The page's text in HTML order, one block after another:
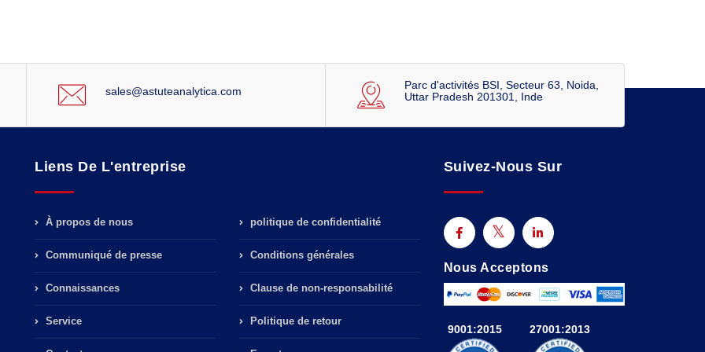
sales@astuteanalytica.com
Parc d'activités BSI, Secteur 63, Noida,
Uttar Pradesh 201301, Inde
Liens De L'entreprise
À propos de nous
Communiqué de presse
Connaissances
Service
politique de confidentialité
Conditions générales
Clause de non-responsabilité
Politique de retour
Suivez-Nous Sur
Nous Acceptons
9001:2015 27001:2013